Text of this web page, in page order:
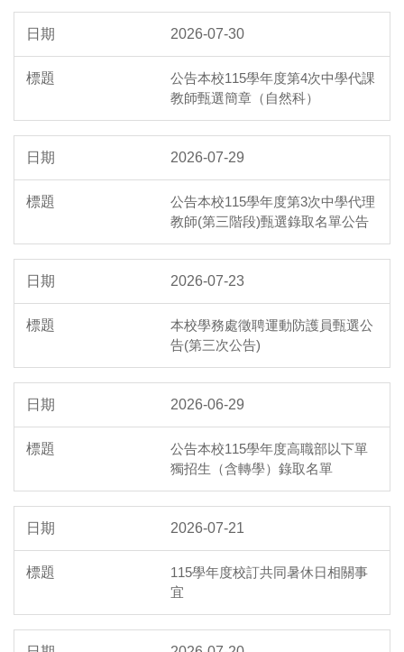
2026-07-30
公告本校115學年度第4次中學代課
教師甄選簡章（自然科）
2026-07-29
公告本校115學年度第3次中學代理
教師(第三階段)甄選錄取名單公告
2026-07-23
本校學務處徵聘運動防護員甄選公
告(第三次公告)
2026-06-29
公告本校115學年度高職部以下單
獨招生（含轉學）錄取名單
2026-07-21
115學年度校訂共同暑休日相關事
宜